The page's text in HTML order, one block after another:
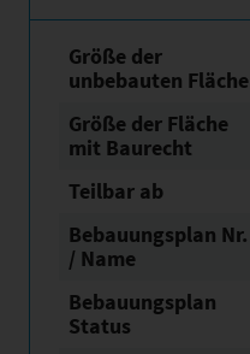
Größe der
unbebauten Fläche
Größe der Fläche
mit Baurecht
Teilbar ab
Bebauungsplan Nr.
/ Name
Bebauungsplan
Status